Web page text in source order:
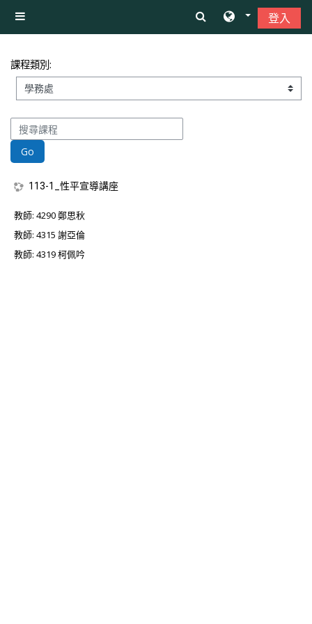
側板
登入
課程類別:
搜尋課程
Go
113-1_性平宣導講座
教師: 4290 鄭思秋
教師: 4315 謝亞倫
教師: 4319 柯佩吟